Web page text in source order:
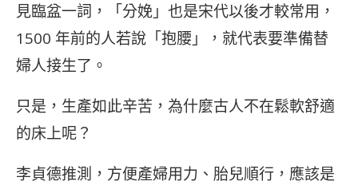
見臨盆一詞，「分娩」也是宋代以後才較常用，
1500 年前的人若說「抱腰」，就代表要準備替
婦人接生了。
只是，生產如此辛苦，為什麼古人不在鬆軟舒適
的床上呢？
李貞德推測，方便產婦用力、胎兒順行，應該是